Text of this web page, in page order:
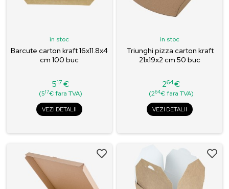
in stoc
Barcute carton kraft 16x11.8x4
cm 100 buc
Pret
517 €
(517€ fara TVA)
VEZI DETALII
in stoc
Triunghi pizza carton kraft
21x19x2 cm 50 buc
Pret
264€
(264€ fara TVA)
VEZI DETALII